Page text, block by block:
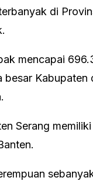
di
mencapai
Kabupaten
Serang memiliki